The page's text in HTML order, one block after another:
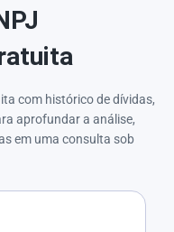
com histórico de dívidas,
aprofundar a análise,
em uma consulta sob